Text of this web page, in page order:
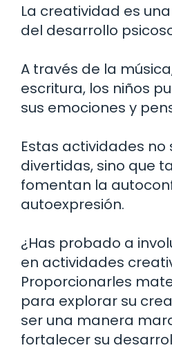
La creatividad es
del desarrollo
A través de la
escritura, los niños
sus emociones y
Estas actividades no
divertidas, sino que
fomentan la
autoexpresión.
¿Has probado a
en actividades
Proporcionarles
para explorar su
ser una manera
fortalecer su